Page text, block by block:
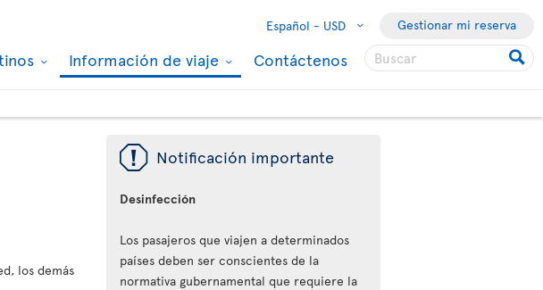
Español - USD Gestionar mi reserva
Información de viaje Contáctenos
los demás
ü Notificación importante
Desinfección
Los pasajeros que viajen a determinados
países deben ser conscientes de la
normativa gubernamental que requiere la